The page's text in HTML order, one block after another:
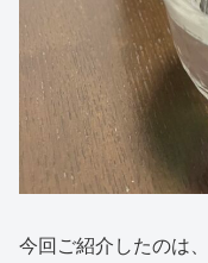
今回ご紹介したのは、